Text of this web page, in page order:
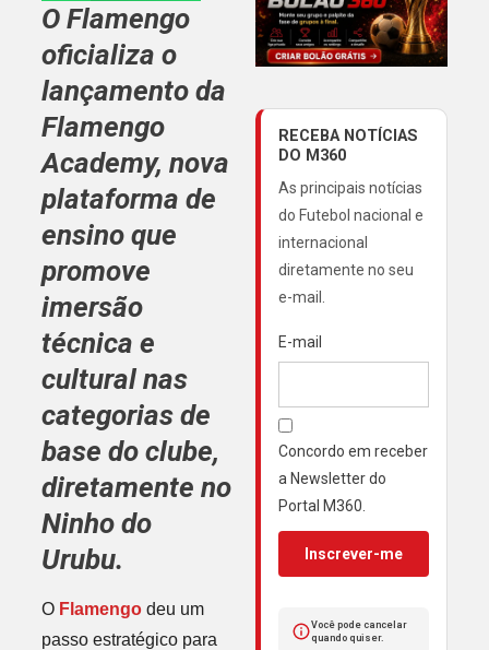
O Flamengo
oficializa o
lançamento da
Flamengo
Academy, nova
plataforma de
ensino que
promove
imersão
técnica e
cultural nas
categorias de
base do clube,
diretamente no
Ninho do
Urubu.
O Flamengodeu um
passo estratégico para
RECEBA NOTÍCIAS
DO M360
As principais notícias
do Futebol nacional e
internacional
diretamente no seu
e-mail.
E-mail
Concordo em receber
a Newsletter do
Portal M360.
Inscrever-me
Você pode cancelar
quando quiser.